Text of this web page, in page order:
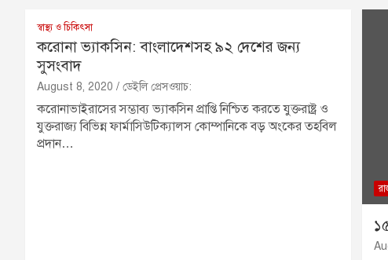
স্বাস্থ্য ও চিকিৎসা
করোনা ভ্যাকসিন: বাংলাদেশসহ ৯২ দেশের জন্য
সুসংবাদ
August 8, 2020 ডেইলি প্রেসওয়াচ:
করোনাভাইরাসের সম্ভাব্য ভ্যাকসিন প্রাপ্তি নিশ্চিত করতে যুক্তরাষ্ট্র ও
যুক্তরাজ্য বিভিন্ন ফার্মাসিউটিক্যালস কোম্পানিকে বড় অংকের তহবিল
প্রদান…